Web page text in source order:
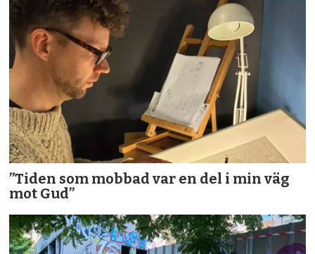
”Tiden som mobbad var en del i min väg
mot Gud”